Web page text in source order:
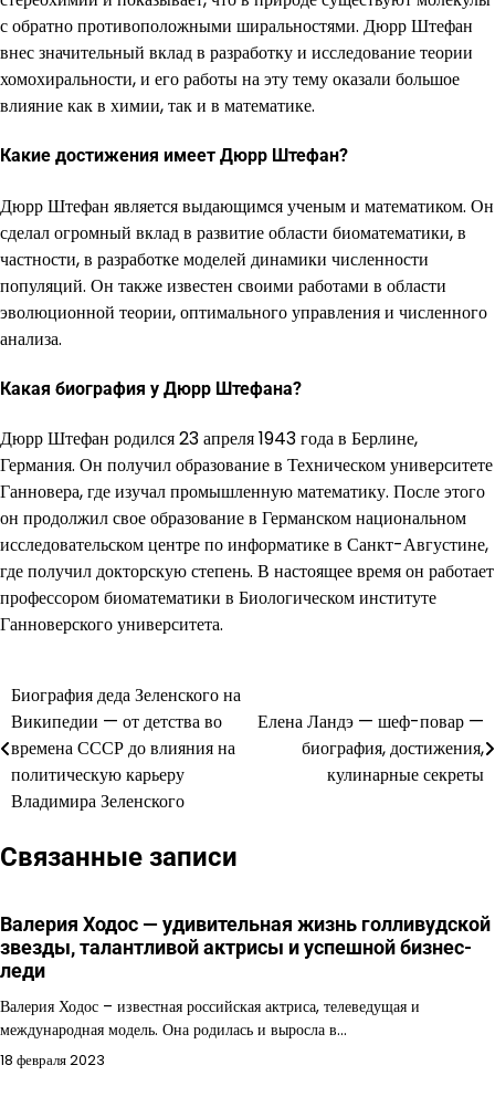
с обратно противоположными ширальностями. Дюрр Штефан
внес значительный вклад в разработку и исследование теории
хомохиральности, и его работы на эту тему оказали большое
влияние как в химии, так и в математике.
Какие достижения имеет Дюрр Штефан?
Дюрр Штефан является выдающимся ученым и математиком. Он
сделал огромный вклад в развитие области биоматематики, в
частности, в разработке моделей динамики численности
популяций. Он также известен своими работами в области
эволюционной теории, оптимального управления и численного
анализа.
Какая биография у Дюрр Штефана?
Дюрр Штефан родился 23 апреля 1943 года в Берлине,
Германия. Он получил образование в Техническом университете
Ганновера, где изучал промышленную математику. После этого
он продолжил свое образование в Германском национальном
исследовательском центре по информатике в Санкт-Августине,
где получил докторскую степень. В настоящее время он работает
профессором биоматематики в Биологическом институте
Ганноверского университета.
Навигация
по
записям
Биография деда Зеленского на
Википедии — от детства во
времена СССР до влияния на
политическую карьеру
Владимира Зеленского
Елена Ландэ — шеф-повар —
биография, достижения,
кулинарные секреты
Связанные записи
Валерия Ходос — удивительная жизнь голливудской
звезды, талантливой актрисы и успешной бизнес-
леди
Валерия Ходос – известная российская актриса, телеведущая и
международная модель. Она родилась и выросла в…
18 февраля 2023